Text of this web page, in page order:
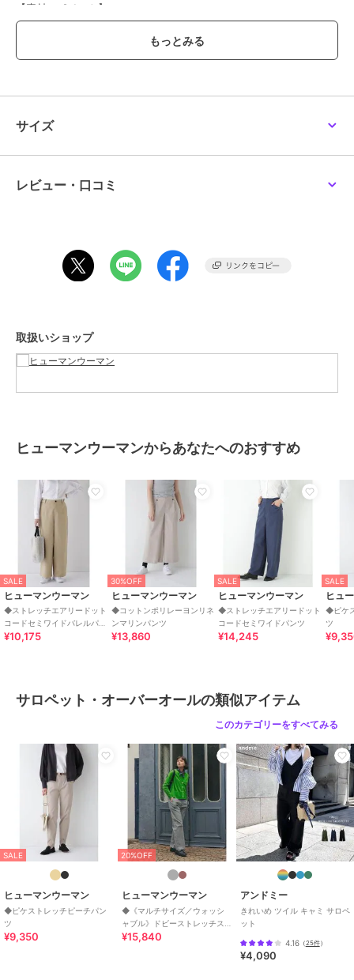
【素材のポイント】
human womanらしい地柄が見えてきながらも、程よい起毛加工をほ
どこした、柔らかくて軽い定番ストレッチエアリードットコード素材
です。
透け感／なし|裏地／あり|光沢／なし|生地の厚さ／普通|伸縮性／な
し|シルエット／スタンダード
ブランド
サロペット・オーバーオール
性別タイプ
レディース
カラー
サイズ Ｓ,Ｍ,Ｌ
テル 1%（裏生地）ポリエステル 1
お手入れ
40℃非常に弱い 漂白× アイロン15
り干し ウェット非常に弱い
特徴
オールインワン・サロペット
綿・コットン素材
ポリエステル
無地
/
ストレートパンツ
ミッドライズ
サロペット・オーバーオール
綿・コットン素材 / ポリエステル
素材/無地 ワイド・バギー /
ストレートパンツ
ミッドライズ
サイズ
レビュー・口コミ
取扱いショップ
ヒューマンウーマンからあなたへのおすすめ
SALE
ヒューマンウーマン
◆ストレッチエアリードット
コードセミワイドバレルパン
ツ
¥10,175
30%OFF
ヒューマンウーマン
◆コットンポリレーヨンリネ
ンマリンパンツ
¥13,860
SALE
ヒューマンウーマン
◆ストレッチエアリードット
コードセミワイドパンツ
¥14,245
SALE
ヒュ
◆ピケ
ツ
サロペット・オーバーオールの類似アイテム
このカテゴリーをすべてみる
SALE
ヒューマンウーマン
◆ピケストレッチピーチパン
ツ
¥9,350
20%OFF
ヒューマンウーマン
◆《マルチサイズ／ウォッシ
ャブル》ドビーストレッチス
トレートパンツ
¥15,840
アンドミー
きれいめ ツイル キャミ サロペ
ット
4.16（25件）
¥4,090